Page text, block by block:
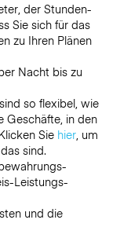
der Stunden-
Sie sich für das
zu Ihren Plänen
Nacht bis zu
so flexibel, wie
Geschäfte, in den
Sie hier, um
sind.
Leistungs-
und die